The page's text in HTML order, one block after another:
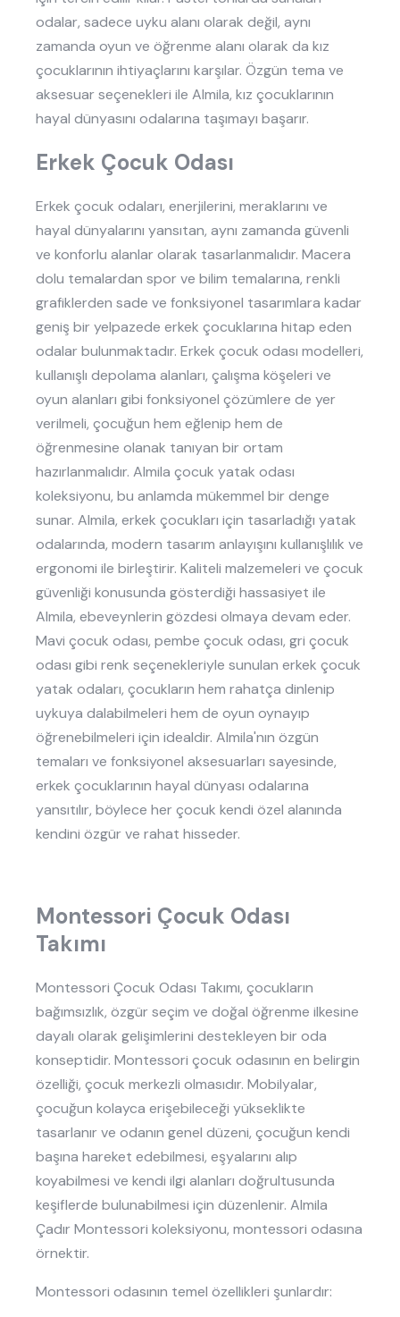
odalar, sadece uyku alanı olarak değil, aynı
zamanda oyun ve öğrenme alanı olarak da kız
çocuklarının ihtiyaçlarını karşılar. Özgün tema ve
aksesuar seçenekleri ile Almila, kız çocuklarının
hayal dünyasını odalarına taşımayı başarır.
Erkek Çocuk Odası
Erkek çocuk odaları, enerjilerini, meraklarını ve
hayal dünyalarını yansıtan, aynı zamanda güvenli
ve konforlu alanlar olarak tasarlanmalıdır. Macera
dolu temalardan spor ve bilim temalarına, renkli
grafiklerden sade ve fonksiyonel tasarımlara kadar
geniş bir yelpazede erkek çocuklarına hitap eden
odalar bulunmaktadır. Erkek çocuk odası modelleri,
kullanışlı depolama alanları, çalışma köşeleri ve
oyun alanları gibi fonksiyonel çözümlere de yer
verilmeli, çocuğun hem eğlenip hem de
öğrenmesine olanak tanıyan bir ortam
hazırlanmalıdır. Almila çocuk yatak odası
koleksiyonu, bu anlamda mükemmel bir denge
sunar. Almila, erkek çocukları için tasarladığı yatak
odalarında, modern tasarım anlayışını kullanışlılık ve
ergonomi ile birleştirir. Kaliteli malzemeleri ve çocuk
güvenliği konusunda gösterdiği hassasiyet ile
Almila, ebeveynlerin gözdesi olmaya devam eder.
Mavi çocuk odası, pembe çocuk odası, gri çocuk
odası gibi renk seçenekleriyle sunulan erkek çocuk
yatak odaları, çocukların hem rahatça dinlenip
uykuya dalabilmeleri hem de oyun oynayıp
öğrenebilmeleri için idealdir. Almila'nın özgün
temaları ve fonksiyonel aksesuarları sayesinde,
erkek çocuklarının hayal dünyası odalarına
yansıtılır, böylece her çocuk kendi özel alanında
kendini özgür ve rahat hisseder.
Montessori Çocuk Odası
Takımı
Montessori Çocuk Odası Takımı, çocukların
bağımsızlık, özgür seçim ve doğal öğrenme ilkesine
dayalı olarak gelişimlerini destekleyen bir oda
konseptidir. Montessori çocuk odasının en belirgin
özelliği, çocuk merkezli olmasıdır. Mobilyalar,
çocuğun kolayca erişebileceği yükseklikte
tasarlanır ve odanın genel düzeni, çocuğun kendi
başına hareket edebilmesi, eşyalarını alıp
koyabilmesi ve kendi ilgi alanları doğrultusunda
keşiflerde bulunabilmesi için düzenlenir. Almila
Çadır Montessori koleksiyonu, montessori odasına
örnektir.
Montessori odasının temel özellikleri şunlardır: